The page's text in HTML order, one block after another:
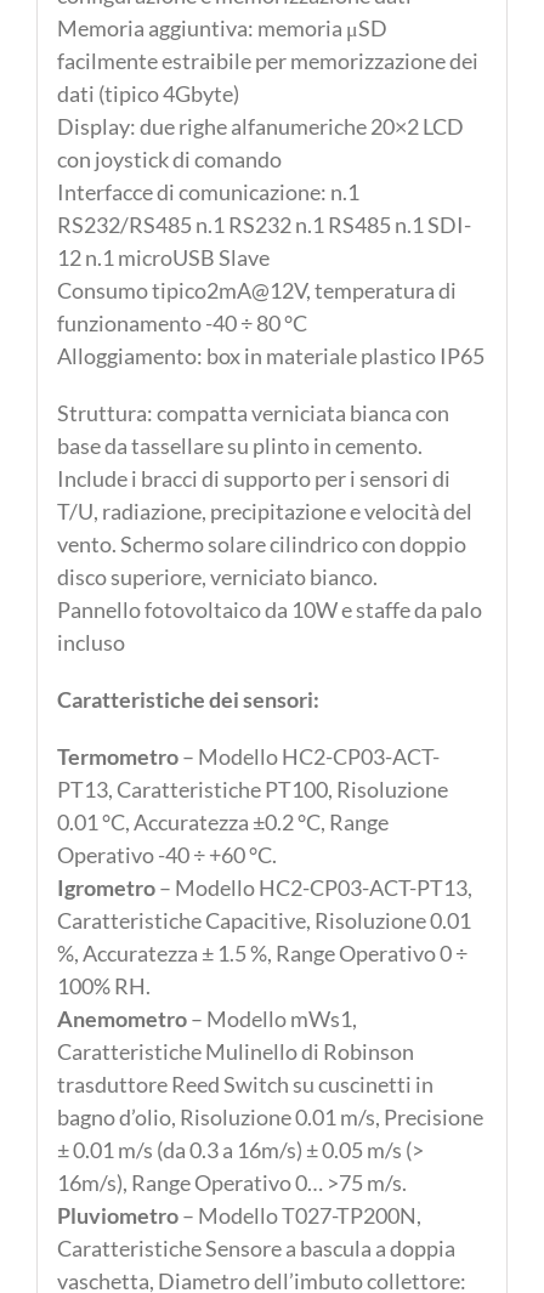
in
alluminio,
bocca
da
200
cm2
e
bascula
in
acciaio
quantità
Memoria aggiuntiva: memoria μSD
facilmente estraibile per memorizzazione dei
dati (tipico 4Gbyte)
Display: due righe alfanumeriche 20×2 LCD
con joystick di comando
Interfacce di comunicazione: n.1
RS232/RS485 n.1 RS232 n.1 RS485 n.1 SDI-
12 n.1 microUSB Slave
Consumo tipico2mA@12V, temperatura di
funzionamento -40 ÷ 80 °C
Alloggiamento: box in materiale plastico IP65
Struttura: compatta verniciata bianca con
base da tassellare su plinto in cemento.
Include i bracci di supporto per i sensori di
T/U, radiazione, precipitazione e velocità del
vento. Schermo solare cilindrico con doppio
disco superiore, verniciato bianco.
Pannello fotovoltaico da 10W e staffe da palo
incluso
Caratteristiche dei sensori:
Termometro– Modello HC2-CP03-ACT-
PT13, Caratteristiche PT100, Risoluzione
0.01 °C, Accuratezza ±0.2 °C, Range
Operativo -40 ÷ +60 °C.
Igrometro– Modello HC2-CP03-ACT-PT13,
Caratteristiche Capacitive, Risoluzione 0.01
%, Accuratezza ± 1.5 %, Range Operativo 0 ÷
100% RH.
Anemometro– Modello mWs1,
Caratteristiche Mulinello di Robinson
trasduttore Reed Switch su cuscinetti in
bagno d’olio, Risoluzione 0.01 m/s, Precisione
± 0.01 m/s (da 0.3 a 16m/s) ± 0.05 m/s (>
16m/s), Range Operativo 0… >75 m/s.
Pluviometro– Modello T027-TP200N,
Caratteristiche Sensore a bascula a doppia
vaschetta, Diametro dell’imbuto collettore: